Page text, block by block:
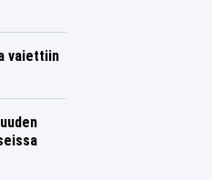
vaiettiin